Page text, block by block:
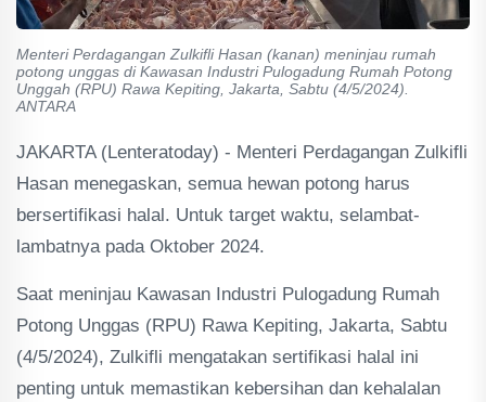
Menteri Perdagangan Zulkifli Hasan (kanan) meninjau rumah
potong unggas di Kawasan Industri Pulogadung Rumah Potong
Unggah (RPU) Rawa Kepiting, Jakarta, Sabtu (4/5/2024).
ANTARA
JAKARTA (Lenteratoday) - Menteri Perdagangan Zulkifli
Hasan menegaskan, semua hewan potong harus
bersertifikasi halal. Untuk target waktu, selambat-
lambatnya pada Oktober 2024.
Saat meninjau Kawasan Industri Pulogadung Rumah
Potong Unggas (RPU) Rawa Kepiting, Jakarta, Sabtu
(4/5/2024), Zulkifli mengatakan sertifikasi halal ini
penting untuk memastikan kebersihan dan kehalalan